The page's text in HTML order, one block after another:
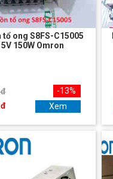
tổ ong S8FS-C15005
5V 150W Omron
-13%
Xem